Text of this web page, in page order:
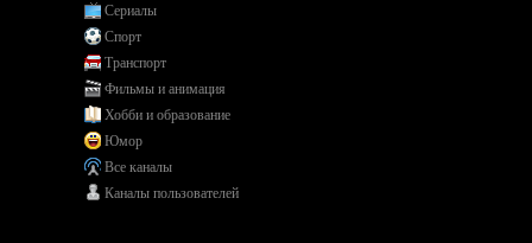
Сериалы
Спорт
Транспорт
Фильмы и анимация
Хобби и образование
Юмор
Все каналы
Каналы пользователей